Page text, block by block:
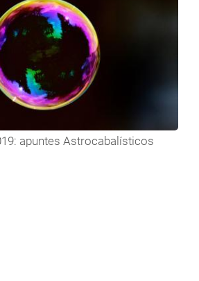
apuntes Astrocabalísticos